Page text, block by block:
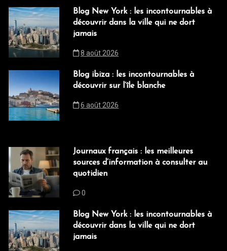
Blog New York : les incontournables à
découvrir dans la ville qui ne dort
jamais
8 août 2026
Blog ibiza : les incontournables à
découvrir sur l’île blanche
6 août 2026
Journaux français : les meilleures
sources d’information à consulter au
quotidien
0
Blog New York : les incontournables à
découvrir dans la ville qui ne dort
jamais